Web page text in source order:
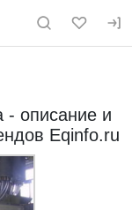
eqinfo.ru
- описание и
Eqinfo.ru